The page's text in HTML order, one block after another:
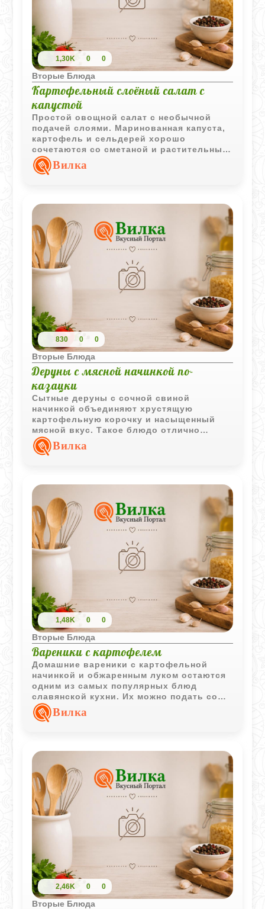
1,30K 0 0
Вторые Блюда
Картофельный слоёный салат с
капустой
Простой овощной салат с необычной
подачей слоями. Маринованная капуста,
картофель и сельдерей хорошо
сочетаются со сметаной и растительным
маслом, создавая насыщенный вкус и
приятную текстуру.
Вилка
830 0 0
Вторые Блюда
Деруны с мясной начинкой по-
казацки
Сытные деруны с сочной свиной
начинкой объединяют хрустящую
картофельную корочку и насыщенный
мясной вкус. Такое блюдо отлично
подходит для полноценного обеда или
ужина.Вилка
1,48K 0 0
Вторые Блюда
Вареники с картофелем
Домашние вареники с картофельной
начинкой и обжаренным луком остаются
одним из самых популярных блюд
славянской кухни. Их можно подать со
сметаной или растопленным маслом.
Вилка
2,46K 0 0
Вторые Блюда